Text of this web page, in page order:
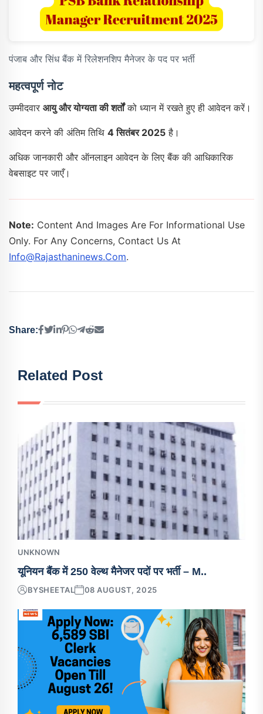
पंजाब और सिंध बैंक में रिलेशनशिप मैनेजर के पद पर भर्ती
महत्वपूर्ण नोट
उम्मीदवार आयु और योग्यता की शर्तोंको ध्यान में रखते हुए ही आवेदन करें।
आवेदन करने की अंतिम तिथि 4 सितंबर 2025 है।
अधिक जानकारी और ऑनलाइन आवेदन के लिए बैंक की आधिकारिक
वेबसाइट पर जाएँ।
Note: Content And Images Are For Informational Use
Only. For Any Concerns, Contact Us At
Info@rajasthaninews.com.
Share:
Related Post
UNKNOWN
यूनियन बैंक में 250 वेल्थ मैनेजर पदों पर भर्ती – M..
BYSHEETAL 08 AUGUST, 2025